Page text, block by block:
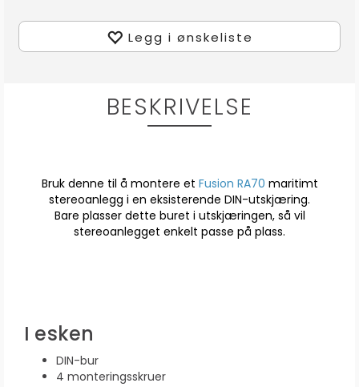
Legg i ønskeliste
BESKRIVELSE
Bruk denne til å montere et Fusion RA70 maritimt
stereoanlegg i en eksisterende DIN-utskjæring.
Bare plasser dette buret i utskjæringen, så vil
stereoanlegget enkelt passe på plass.
I esken
DIN-bur
4 monteringsskruer